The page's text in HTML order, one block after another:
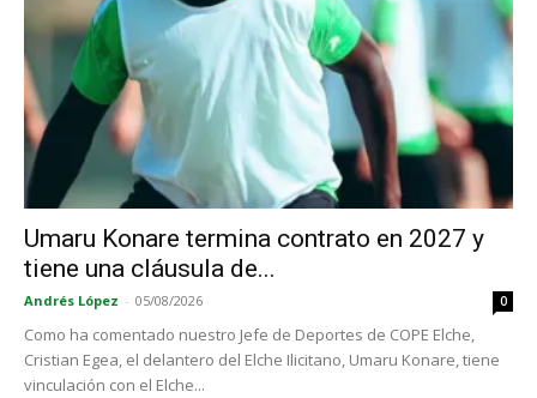
Umaru Konare termina contrato en 2027 y
tiene una cláusula de...
Andrés López - 05/08/2026 0
Como ha comentado nuestro Jefe de Deportes de COPE Elche,
Cristian Egea, el delantero del Elche Ilicitano, Umaru Konare, tiene
vinculación con el Elche...